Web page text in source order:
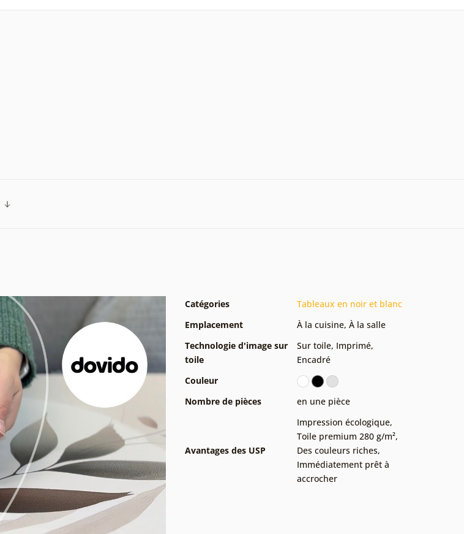
Catégories
Tableaux en noir et blanc
Emplacement
À la cuisine, À la salle
Technologie d'image sur
toile
Sur toile, Imprimé,
Encadré
Couleur
Nombre de pièces
en une pièce
Avantages des USP
Impression écologique,
Toile premium 280 g/m²,
Des couleurs riches,
Immédiatement prêt à
accrocher